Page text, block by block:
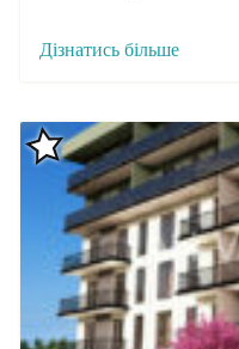
Дізнатись більше